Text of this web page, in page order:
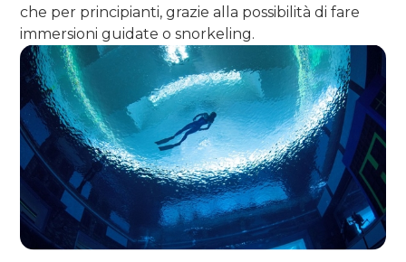
che per principianti, grazie alla possibilità di fare
immersioni guidate o snorkeling.